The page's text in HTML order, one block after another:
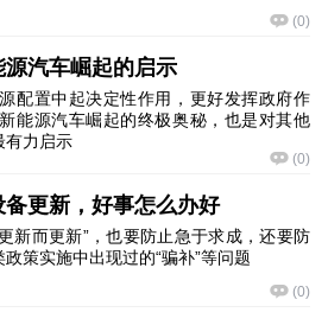
(0)
汽车崛起的启示
配置中起决定性作用，更好发挥政府作
能源汽车崛起的终极奥秘，也是对其他
有力启示
(0)
更新，好事怎么办好
新而更新”，也要防止急于求成，还要防
策实施中出现过的“骗补”等问题
(0)